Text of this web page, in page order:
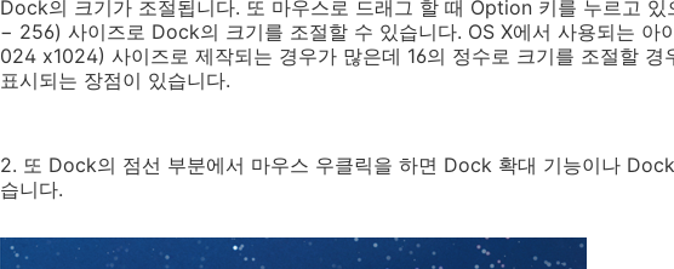
Dock의 크기가 조절됩니다. 또 마우스로 드래그 할 때 Option 키를 누르고
− 256) 사이즈로 Dock의 크기를 조절할 수 있습니다. OS X에서 사용되는 아
024 x1024) 사이즈로 제작되는 경우가 많은데 16의 정수로 크기를 조절할 경
표시되는 장점이 있습니다.
2. 또 Dock의 점선 부분에서 마우스 우클릭을 하면 Dock 확대 기능이나
습니다.